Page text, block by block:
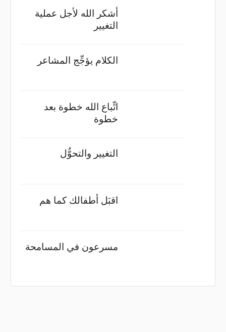
أشكر الله لأجل عملية
التغيير
الكلام يؤجِّج المشاعر
اتِّباع الله خطوة بعد
خطوة
التغيير والتحوُّل
اقبَل أطفالك كما هم
مسرعون في المسامحة